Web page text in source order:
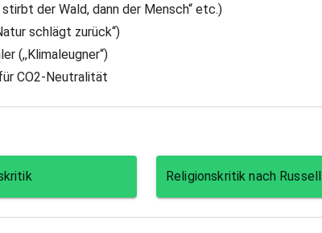
der Wald, dann der Mensch“ etc.)
schlägt zurück“)
(,,Klimaleugner“)
CO2-Neutralität
Religionskritik nach Russell